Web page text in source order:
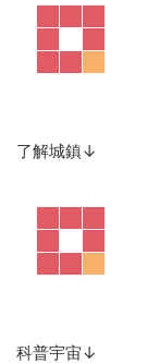
了解城鎮↓
科普宇宙↓